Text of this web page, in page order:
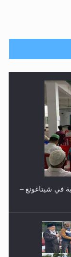
في شيتاغونغ –